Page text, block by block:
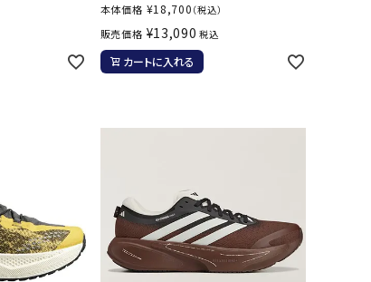
本体価格 ¥18,700 （税込）
販売価格 ¥13,090 税込
カートに入れる